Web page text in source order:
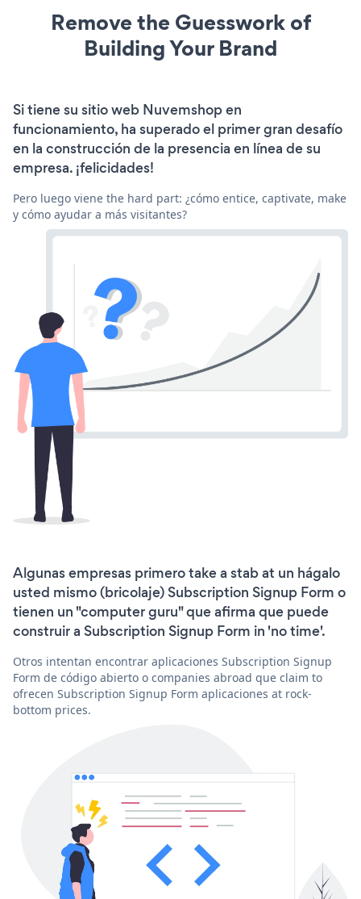
Remove the Guesswork of
Building Your Brand
Si tiene su sitio web Nuvemshop en
funcionamiento, ha superado el primer gran desafío
en la construcción de la presencia en línea de su
empresa. ¡felicidades!
Pero luego viene the hard part: ¿cómo entice, captivate, make
y cómo ayudar a más visitantes?
Algunas empresas primero take a stab at un hágalo
usted mismo (bricolaje) Subscription Signup Form o
tienen un "computer guru" que afirma que puede
construir a Subscription Signup Form in 'no time'.
Otros intentan encontrar aplicaciones Subscription Signup
Form de código abierto o companies abroad que claim to
ofrecen Subscription Signup Form aplicaciones at rock-
bottom prices.